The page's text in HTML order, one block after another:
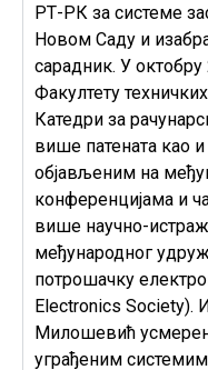
РТ-РК за системе
Новом Саду и
сарадник. У
Факултету
Катедри за
више патената као
објављеним на
конференцијама и
више научно-
међународног
потрошачку
Electronics Society).
Милошевић усмерен
уграђеним